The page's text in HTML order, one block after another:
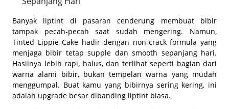
Banyak liptint di pasaran cenderung membuat bibir
tampak pecah-pecah saat sudah mengering. Namun,
Tinted Lippie Cake hadir dengan non-crack formula yang
menjaga bibir tetap supple dan smooth sepanjang hari.
Hasilnya lebih rapi, halus, dan terlihat seperti bagian dari
warna alami bibir, bukan tempelan warna yang mudah
menggumpal. Buat kamu yang bibirnya sering kering, ini
adalah upgrade besar dibanding liptint biasa.